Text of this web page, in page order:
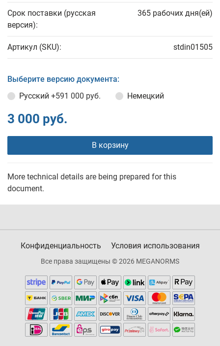
Срок поставки (русская
версия):
365 рабочих дня(ей)
Артикул (SKU): stdin01505
Выберите версию документа:
Русский +591 000 руб. Немецкий
3 000 руб.
В корзину
More technical details are being prepared for this
document.
Конфиденциальность Условия использования
Все права защищены © 2026 MEGANORMS